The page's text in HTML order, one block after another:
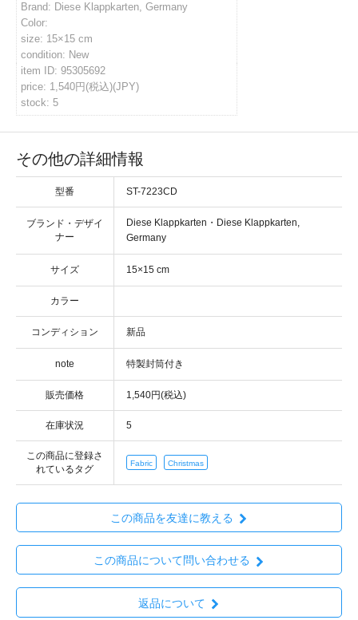
Brand: Diese Klappkarten, Germany
Color:
size: 15×15 cm
condition: New
item ID: 95305692
price: 1,540円(税込)(JPY)
stock: 5
その他の詳細情報
型番 ST-7223CD
ブランド・デザイ
ナー
・
サイズ
カラー
コンディション
note
販売価格 1,540円(税込)
在庫状況 5
この商品に登録さ
れているタグ
Fabric Christmas
この商品を友達に教える
この商品について問い合わせる
返品について